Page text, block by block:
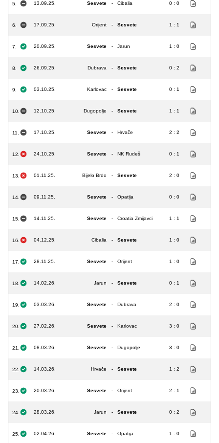
5. 13.09.25. Sesvete - Cibalia 0 : 0
6. 17.09.25. Orijent - Sesvete 1 : 1
7. 20.09.25. Sesvete - Jarun 1 : 0
8. 26.09.25. Dubrava - Sesvete 0 : 2
9. 03.10.25. Karlovac - Sesvete 0 : 1
10. 12.10.25. Dugopolje - Sesvete 1 : 1
11. 17.10.25. Sesvete - Hrvače 2 : 2
12. 24.10.25. Sesvete - NK Rudeš 0 : 1
13. 01.11.25. Bijelo Brdo - Sesvete 2 : 0
14. 09.11.25. Sesvete - Opatija 0 : 0
15. 14.11.25. Sesvete - Croatia Zmijavci 1 : 1
16. 04.12.25. Cibalia - Sesvete 1 : 0
17. 28.11.25. Sesvete - Orijent 1 : 0
18. 14.02.26. Jarun - Sesvete 0 : 1
19. 03.03.26. Sesvete - Dubrava 2 : 0
20. 27.02.26. Sesvete - Karlovac 3 : 0
21. 08.03.26. Sesvete - Dugopolje 3 : 0
22. 14.03.26. Hrvače - Sesvete 1 : 2
23. 20.03.26. Sesvete - Orijent 2 : 1
24. 28.03.26. Jarun - Sesvete 0 : 2
25. 02.04.26. Sesvete - Opatija 1 : 0